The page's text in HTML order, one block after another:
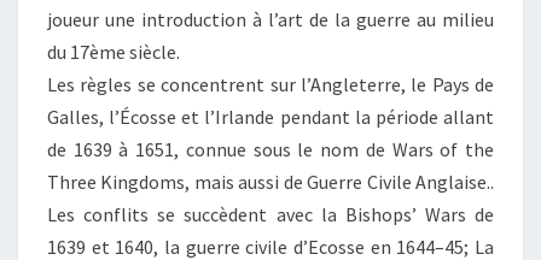
joueur une introduction à l’art de la guerre au milieu
du 17ème siècle.
Les règles se concentrent sur l’Angleterre, le Pays de
Galles, l’Écosse et l’Irlande pendant la période allant
de 1639 à 1651, connue sous le nom de Wars of the
Three Kingdoms, mais aussi deGuerre Civile Anglaise..
Les conflits se succèdent avec la Bishops’ Wars de
1639 et 1640, la guerre civile d’Ecosse en 1644–45; La